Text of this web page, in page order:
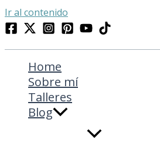
Ir al contenido
Home
Sobre mí
Talleres
Blog